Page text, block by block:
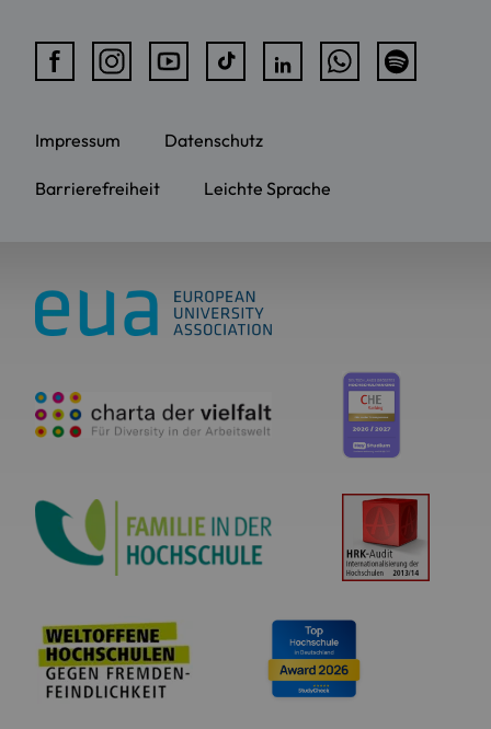
Impressum Datenschutz
Barrierefreiheit Leichte Sprache